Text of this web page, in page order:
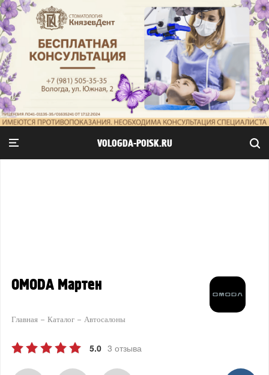
VOLOGDA-POISK.RU
OMODA Мартен
Главная Каталог Автосалоны
5.0 3 отзыва